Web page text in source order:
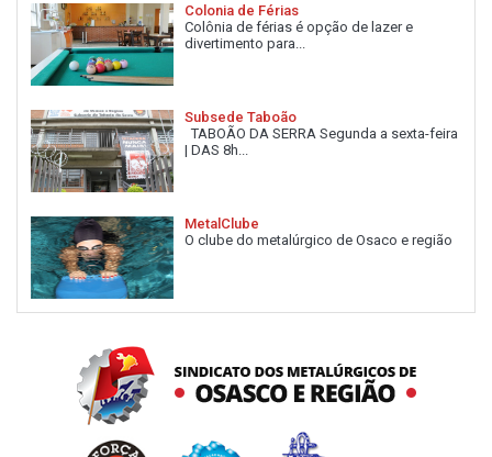
Colonia de Férias
Colônia de férias é opção de lazer e
divertimento para...
Subsede Taboão
TABOÃO DA SERRA Segunda a sexta-feira
| DAS 8h...
MetalClube
O clube do metalúrgico de Osaco e região